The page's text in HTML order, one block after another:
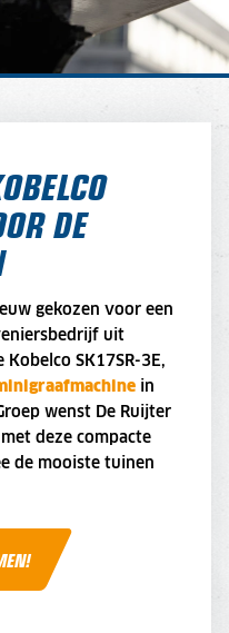
DE
gekozen voor een
uit
SK17SR-3E,
in
wenst De Ruijter
deze compacte
de mooiste tuinen